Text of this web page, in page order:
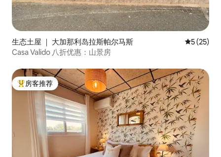
生态土屋 ｜ 大加那利岛拉斯帕尔马斯 平均评分
5 (25)
Casa Valido 八折优惠：山景房
热门「房客推荐」
房客推荐